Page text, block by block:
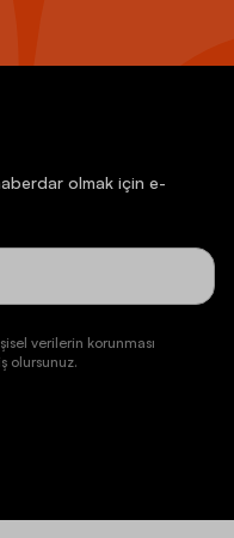
olmak için e-
verilerin korunması
olursunuz.